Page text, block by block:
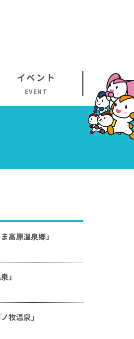
イベント
EVENT
高原温泉郷」
」
牧温泉」